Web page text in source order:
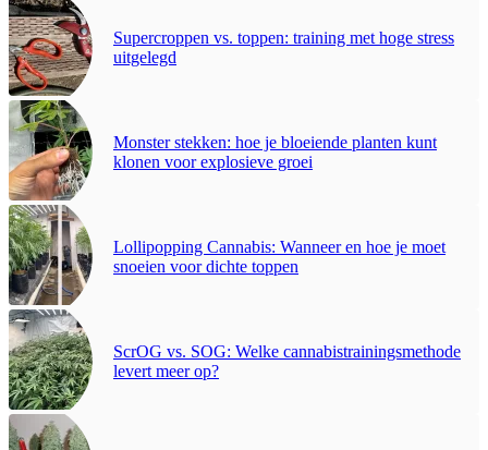
Supercroppen vs. toppen: training met hoge stress
uitgelegd
Monster stekken: hoe je bloeiende planten kunt
klonen voor explosieve groei
Lollipopping Cannabis: Wanneer en hoe je moet
snoeien voor dichte toppen
ScrOG vs. SOG: Welke cannabistrainingsmethode
levert meer op?